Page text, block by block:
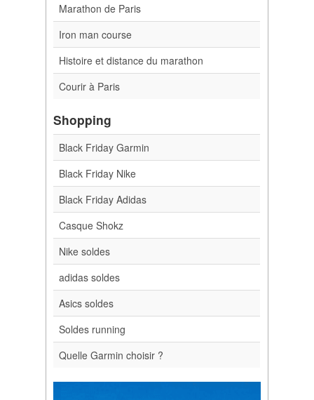
Marathon de Paris
Iron man course
Histoire et distance du marathon
Courir à Paris
Shopping
Black Friday Garmin
Black Friday Nike
Black Friday Adidas
Casque Shokz
Nike soldes
adidas soldes
Asics soldes
Soldes running
Quelle Garmin choisir ?